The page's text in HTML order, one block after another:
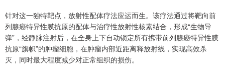
针对这一独特靶点，放射性配体疗法应运而生。该疗法通过将靶向前
列腺癌特异性膜抗原的配体与治疗性放射性核素结合，形成“生物导
弹”，经静脉注射后，在全身上下自动锁定所有携带前列腺癌特异性膜
抗原“旗帜”的肿瘤细胞，在肿瘤内部近距离释放射线，实现高效杀
灭，同时最大程度减少对正常组织的损伤。